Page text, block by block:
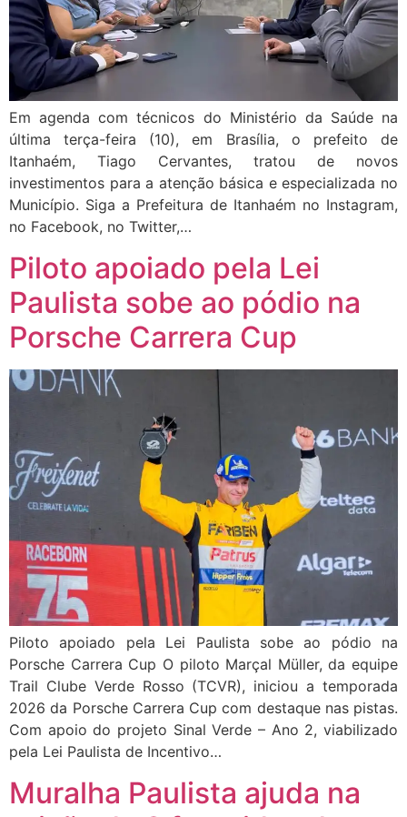
Em agenda com técnicos do Ministério da Saúde na
última terça-feira (10), em Brasília, o prefeito de
Itanhaém, Tiago Cervantes, tratou de novos
investimentos para a atenção básica e especializada no
Município. Siga a Prefeitura de Itanhaém no Instagram,
no Facebook, no Twitter,…
Piloto apoiado pela Lei
Paulista sobe ao pódio na
Porsche Carrera Cup
Piloto apoiado pela Lei Paulista sobe ao pódio na
Porsche Carrera Cup O piloto Marçal Müller, da equipe
Trail Clube Verde Rosso (TCVR), iniciou a temporada
2026 da Porsche Carrera Cup com destaque nas pistas.
Com apoio do projeto Sinal Verde – Ano 2, viabilizado
pela Lei Paulista de Incentivo…
Muralha Paulista ajuda na